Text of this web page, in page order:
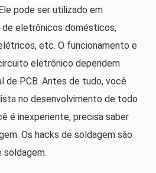
pode ser utilizado em
de eletrônicos domésticos,
etc. O funcionamento e
eletrônico dependem
de PCB. Antes de tudo, você
no desenvolvimento de todo
é inexperiente, precisa saber
Os hacks de soldagem são
soldagem.